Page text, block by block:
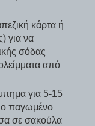
κάρτα ή
για να
σόδας
από
για 5-15
παγωμένο
σε σακούλα